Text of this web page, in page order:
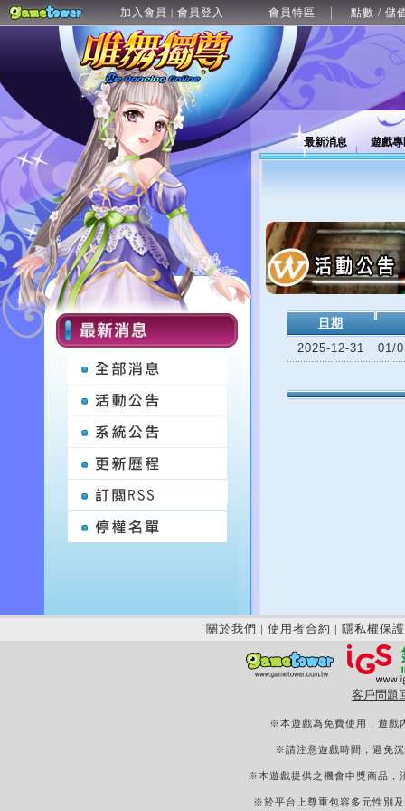
加入會員 | 會員登入 會員特區 點數 / 儲
最新消息 遊戲
日期
2025-12-31
01/
關於我們 | 使用者合約 | 隱私權保護
客戶問題
※本遊戲為免費使用，遊戲
※請注意遊戲時間，避免
※本遊戲提供之機會中獎商品，
※於平台上尊重包容多元性別